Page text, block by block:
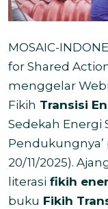
MOSAIC-
for Shared
menggelar
Fikih Transisi
Sedekah Energi
Pendukungnya’
20/11/2025).
literasi fikih
buku Fikih